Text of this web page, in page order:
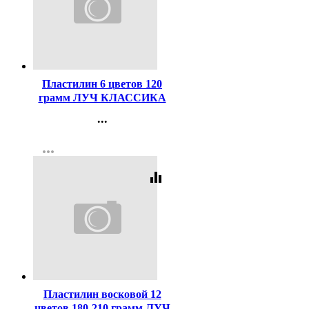
Пластилин 6 цветов 120
грамм ЛУЧ КЛАССИКА
коробка арт 12С878-08
...
Регистрация
more_horiz
equalizer
Пластилин восковой 12